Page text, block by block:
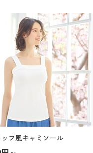
プ風キャミソール